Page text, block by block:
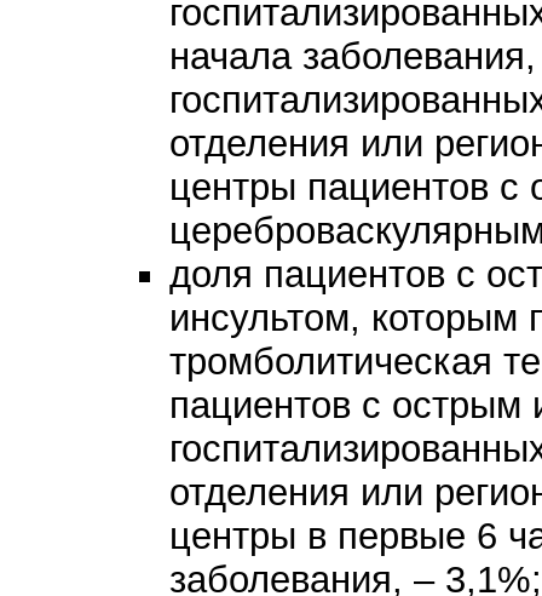
начала
отделения или
центры пациентов с
доля пациентов с
инсультом, которым
тромболитическая
пациентов с
отделения или
центры в первые 6
заболевания, – 3,1%;